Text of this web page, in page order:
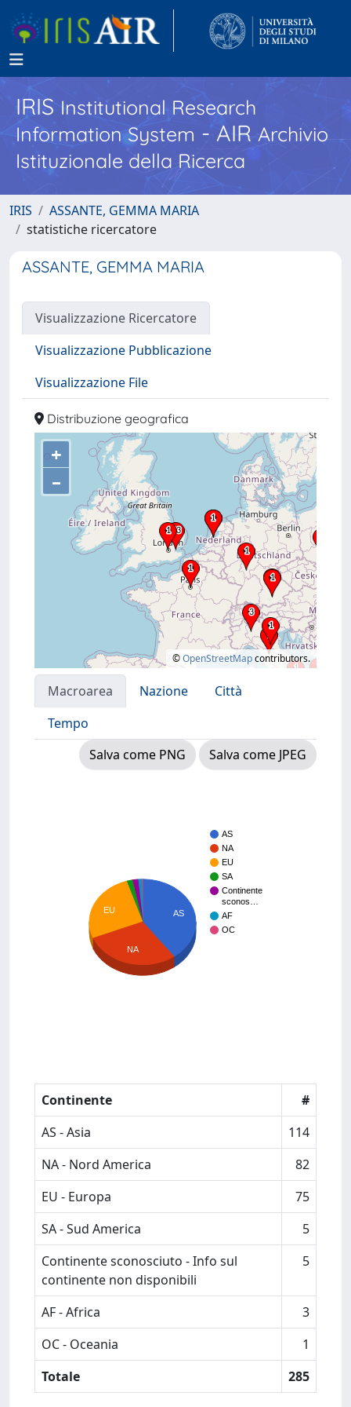
IRISInstitutional Research
Information System - AIR Archivio
Istituzionale della Ricerca
IRIS
ASSANTE, GEMMA MARIA
statistiche ricercatore
ASSANTE, GEMMA MARIA
Visualizzazione Ricercatore
Visualizzazione Pubblicazione
Visualizzazione File
Distribuzione geografica
+
–
©OpenStreetMapcontributors.
Macroarea Nazione
Città
Tempo
Salva come PNG
Salva come JPEG
AS
NA
EU
SA
Continente
sconos…
AF
OC
AS
EU
NA
Continente
#
AS - Asia
114
NA - Nord America
82
EU - Europa
75
SA - Sud America
5
Continente sconosciuto - Info sul
continente non disponibili
5
AF - Africa
3
OC - Oceania
1
Totale
285